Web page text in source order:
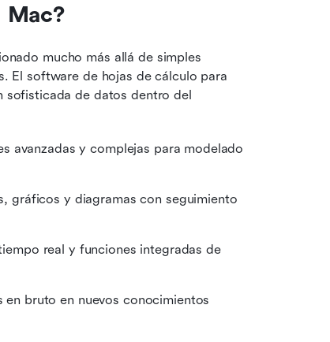
Mac?
mucho más allá de simples
El software de hojas de cálculo para
sofisticada de datos dentro del
avanzadas y complejas para modelado
gráficos y diagramas con seguimiento
real y funciones integradas de
bruto en nuevos conocimientos